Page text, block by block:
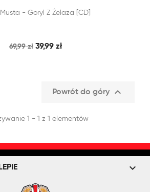
DO KOSZYKA
SZYBKI PODGLĄD
- Goryl Z Żelaza [CD]
69,99 zł 39,99 zł
Powrót do góry 
1 - 1 z 1 elementów
keyboard_arrow_down